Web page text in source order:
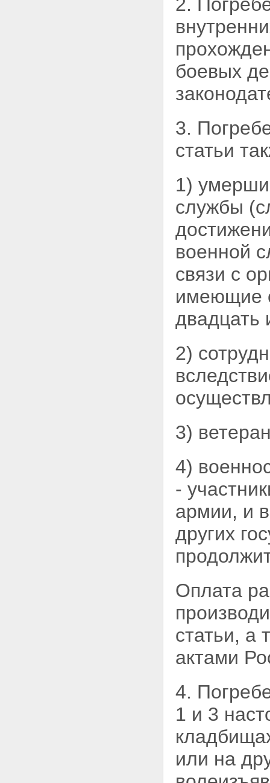
боевых
3.
статьи
1)
службы
военной
связи с
имеющие
двадцать
2)
3)
4)
-
армии, и
других
Оплата
статьи, а
актами
4.
1 и 3
или на